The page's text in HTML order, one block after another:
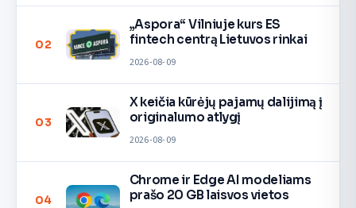
02
„Aspora“ Vilniuje kurs ES
fintech centrą Lietuvos rinkai
2026-08-09
03
X keičia kūrėjų pajamų dalijimą į
originalumo atlygį
2026-08-09
04
Chrome ir Edge AI modeliams
prašo 20 GB laisvos vietos